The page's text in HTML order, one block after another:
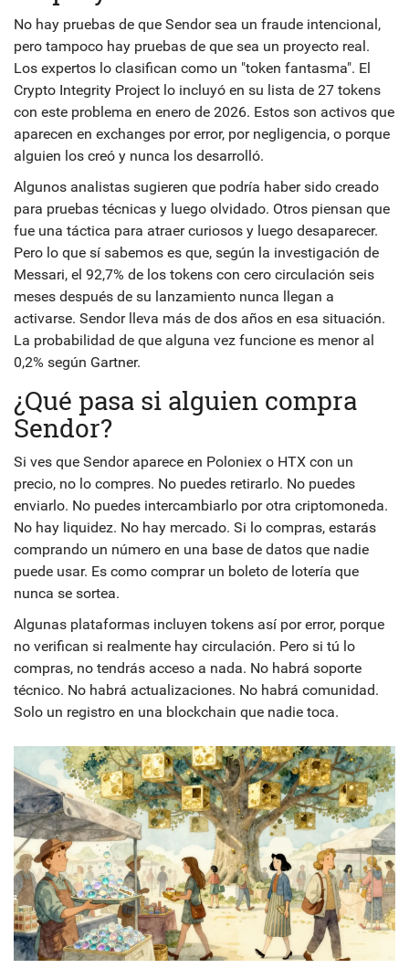
No hay pruebas de que Sendor sea un fraude intencional,
pero tampoco hay pruebas de que sea un proyecto real.
Los expertos lo clasifican como un "token fantasma". El
Crypto Integrity Project lo incluyó en su lista de 27 tokens
con este problema en enero de 2026. Estos son activos que
aparecen en exchanges por error, por negligencia, o porque
alguien los creó y nunca los desarrolló.
Algunos analistas sugieren que podría haber sido creado
para pruebas técnicas y luego olvidado. Otros piensan que
fue una táctica para atraer curiosos y luego desaparecer.
Pero lo que sí sabemos es que, según la investigación de
Messari, el 92,7% de los tokens con cero circulación seis
meses después de su lanzamiento nunca llegan a
activarse. Sendor lleva más de dos años en esa situación.
La probabilidad de que alguna vez funcione es menor al
0,2% según Gartner.
¿Qué pasa si alguien compra
Sendor?
Si ves que Sendor aparece en Poloniex o HTX con un
precio, no lo compres. No puedes retirarlo. No puedes
enviarlo. No puedes intercambiarlo por otra criptomoneda.
No hay liquidez. No hay mercado. Si lo compras, estarás
comprando un número en una base de datos que nadie
puede usar. Es como comprar un boleto de lotería que
nunca se sortea.
Algunas plataformas incluyen tokens así por error, porque
no verifican si realmente hay circulación. Pero si tú lo
compras, no tendrás acceso a nada. No habrá soporte
técnico. No habrá actualizaciones. No habrá comunidad.
Solo un registro en una blockchain que nadie toca.